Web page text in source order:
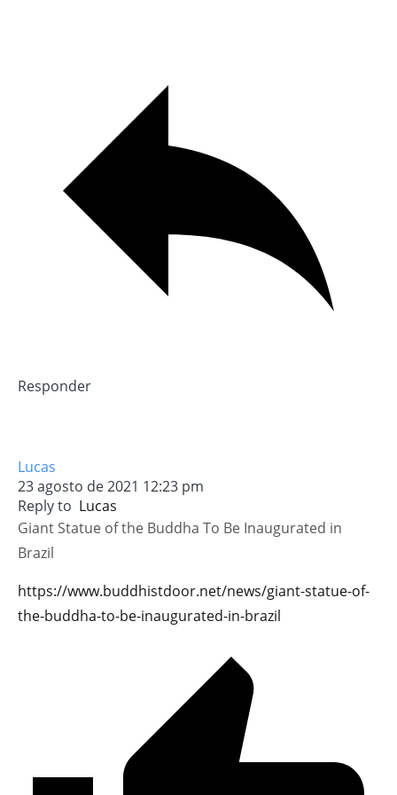
Responder
Lucas
23 agosto de 2021 12:23 pm
Reply to Lucas
Giant Statue of the Buddha To Be Inaugurated in
Brazil
https://www.buddhistdoor.net/news/giant-statue-of-
the-buddha-to-be-inaugurated-in-brazil